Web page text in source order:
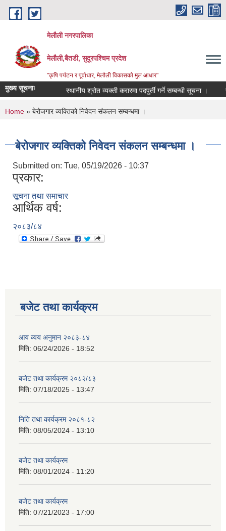
Skip to main content
मेलौली नगरपालिका
मेलौली,बैतडी, सुदूरपश्‍चिम प्रदेश
"कृषि पर्यटन र पूर्वाधार, मेलौली विकासको मुल आधार"
मुख्य सूचनाः स्थानीय श्रोत व्यक्ती करारमा पदपुर्ती गर्ने सम्बन्धी सूचना ।
You are here
Home » बेरोजगार व्यक्तिको निवेदन संकलन सम्बन्धमा ।
बेरोजगार व्यक्तिको निवेदन संकलन सम्बन्धमा ।
Submitted on: Tue, 05/19/2026 - 10:37
प्रकार:
सूचना तथा समाचार
आर्थिक वर्ष:
२०८३/८४
बजेट तथा कार्यक्रम
आय व्यय अनुमान २०८३-८४
मिति: 06/24/2026 - 18:52
बजेट तथा कार्यक्रम २०८२/८३
मिति: 07/18/2025 - 13:47
निति तथा कार्यक्रम २०८१-८२
मिति: 08/05/2024 - 13:10
बजेट तथा कार्यक्रम
मिति: 08/01/2024 - 11:20
बजेट तथा कार्यक्रम
मिति: 07/21/2023 - 17:00